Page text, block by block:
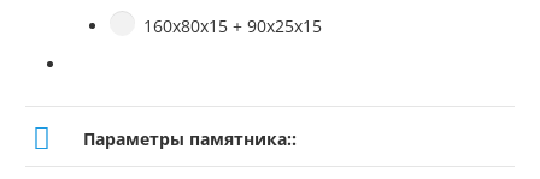
160х80х15 + 90х25х15
Параметры памятника::